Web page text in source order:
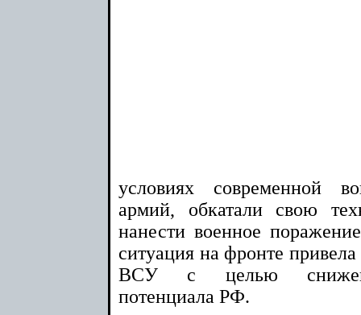
условиях современной
армий, обкатали свою
нанести военное
ситуация на фронте
ВСУ с целью
потенциала РФ.